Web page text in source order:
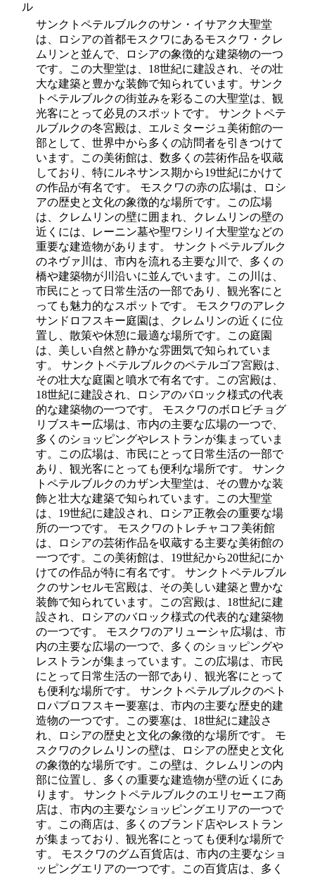
ル
サンクトペテルブルクのサン・イサアク大聖堂
は、ロシアの首都モスクワにあるモスクワ・クレ
ムリンと並んで、ロシアの象徴的な建築物の一つ
です。この大聖堂は、18世紀に建設され、その壮
大な建築と豊かな装飾で知られています。サンク
トペテルブルクの街並みを彩るこの大聖堂は、観
光客にとって必見のスポットです。 サンクトペテ
ルブルクの冬宮殿は、エルミタージュ美術館の一
部として、世界中から多くの訪問者を引きつけて
います。この美術館は、数多くの芸術作品を収蔵
しており、特にルネサンス期から19世紀にかけて
の作品が有名です。 モスクワの赤の広場は、ロシ
アの歴史と文化の象徴的な場所です。この広場
は、クレムリンの壁に囲まれ、クレムリンの壁の
近くには、レーニン墓や聖ワシリイ大聖堂などの
重要な建造物があります。 サンクトペテルブルク
のネヴァ川は、市内を流れる主要な川で、多くの
橋や建築物が川沿いに並んでいます。この川は、
市民にとって日常生活の一部であり、観光客にと
っても魅力的なスポットです。 モスクワのアレク
サンドロフスキー庭園は、クレムリンの近くに位
置し、散策や休憩に最適な場所です。この庭園
は、美しい自然と静かな雰囲気で知られていま
す。 サンクトペテルブルクのペテルゴフ宮殿は、
その壮大な庭園と噴水で有名です。この宮殿は、
18世紀に建設され、ロシアのバロック様式の代表
的な建築物の一つです。 モスクワのボロビチョグ
リブスキー広場は、市内の主要な広場の一つで、
多くのショッピングやレストランが集まっていま
す。この広場は、市民にとって日常生活の一部で
あり、観光客にとっても便利な場所です。 サンク
トペテルブルクのカザン大聖堂は、その豊かな装
飾と壮大な建築で知られています。この大聖堂
は、19世紀に建設され、ロシア正教会の重要な場
所の一つです。 モスクワのトレチャコフ美術館
は、ロシアの芸術作品を収蔵する主要な美術館の
一つです。この美術館は、19世紀から20世紀にか
けての作品が特に有名です。 サンクトペテルブル
クのサンセルモ宮殿は、その美しい建築と豊かな
装飾で知られています。この宮殿は、18世紀に建
設され、ロシアのバロック様式の代表的な建築物
の一つです。 モスクワのアリューシャ広場は、市
内の主要な広場の一つで、多くのショッピングや
レストランが集まっています。この広場は、市民
にとって日常生活の一部であり、観光客にとって
も便利な場所です。 サンクトペテルブルクのペト
ロパブロフスキー要塞は、市内の主要な歴史的建
造物の一つです。この要塞は、18世紀に建設さ
れ、ロシアの歴史と文化の象徴的な場所です。 モ
スクワのクレムリンの壁は、ロシアの歴史と文化
の象徴的な場所です。この壁は、クレムリンの内
部に位置し、多くの重要な建造物が壁の近くにあ
ります。 サンクトペテルブルクのエリセーエフ商
店は、市内の主要なショッピングエリアの一つで
す。この商店は、多くのブランド店やレストラン
が集まっており、観光客にとっても便利な場所で
す。 モスクワのグム百貨店は、市内の主要なショ
ッピングエリアの一つです。この百貨店は、多く